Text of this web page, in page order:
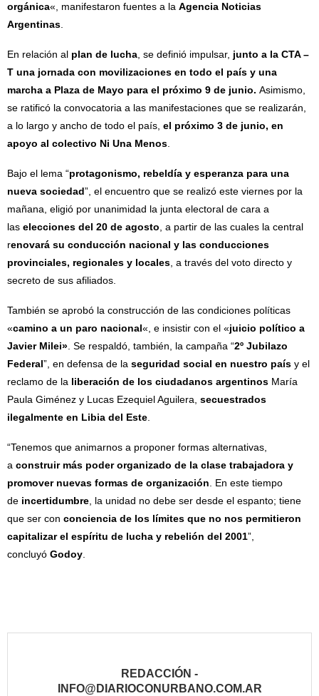
orgánica«, manifestaron fuentes a la Agencia Noticias
Argentinas.
En relación al plan de lucha, se definió impulsar, junto a la CTA –
T una jornada con movilizaciones en todo el país y una
marcha a Plaza de Mayo para el próximo 9 de junio. Asimismo,
se ratificó la convocatoria a las manifestaciones que se realizarán,
a lo largo y ancho de todo el país, el próximo 3 de junio, en
apoyo al colectivo Ni Una Menos.
Bajo el lema “protagonismo, rebeldía y esperanza para una
nueva sociedad”, el encuentro que se realizó este viernes por la
mañana, eligió por unanimidad la junta electoral de cara a
las elecciones del 20 de agosto, a partir de las cuales la central
renovará su conducción nacional y las conducciones
provinciales, regionales y locales, a través del voto directo y
secreto de sus afiliados.
También se aprobó la construcción de las condiciones políticas
«camino a un paro nacional«, e insistir con el «juicio político a
Javier Milei». Se respaldó, también, la campaña “2º Jubilazo
Federal”, en defensa de la seguridad social en nuestro país y el
reclamo de la liberación de los ciudadanos argentinos María
Paula Giménez y Lucas Ezequiel Aguilera, secuestrados
ilegalmente en Libia del Este.
“Tenemos que animarnos a proponer formas alternativas,
a construir más poder organizado de la clase trabajadora y
promover nuevas formas de organización. En este tiempo
de incertidumbre, la unidad no debe ser desde el espanto; tiene
que ser con conciencia de los límites que no nos permitieron
capitalizar el espíritu de lucha y rebelión del 2001”,
concluyó Godoy.
REDACCIÓN -
INFO@DIARIOCONURBANO.COM.AR